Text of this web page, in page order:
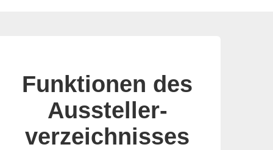
Funktionen des
Aussteller-
verzeichnisses